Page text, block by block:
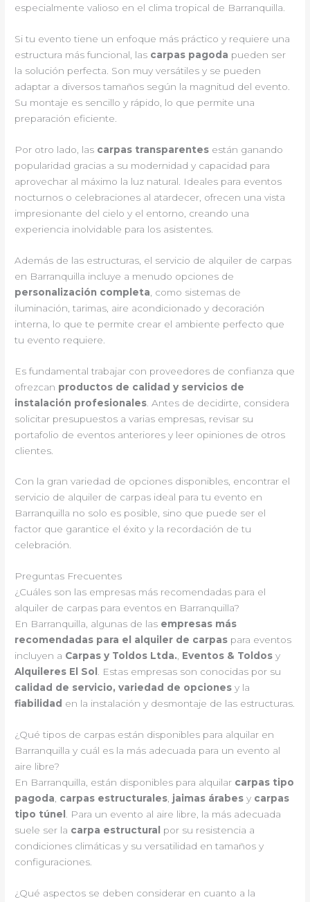
especialmente valioso en el clima tropical de Barranquilla.
Si tu evento tiene un enfoque más práctico y requiere una
estructura más funcional, las carpas pagoda pueden ser
la solución perfecta. Son muy versátiles y se pueden
adaptar a diversos tamaños según la magnitud del evento.
Su montaje es sencillo y rápido, lo que permite una
preparación eficiente.
Por otro lado, las carpas transparentes están ganando
popularidad gracias a su modernidad y capacidad para
aprovechar al máximo la luz natural. Ideales para eventos
nocturnos o celebraciones al atardecer, ofrecen una vista
impresionante del cielo y el entorno, creando una
experiencia inolvidable para los asistentes.
Además de las estructuras, el servicio de alquiler de carpas
en Barranquilla incluye a menudo opciones de
personalización completa , como sistemas de
iluminación, tarimas, aire acondicionado y decoración
interna, lo que te permite crear el ambiente perfecto que
tu evento requiere.
Es fundamental trabajar con proveedores de confianza que
ofrezcan productos de calidad y servicios de
instalación profesionales . Antes de decidirte, considera
solicitar presupuestos a varias empresas, revisar su
portafolio de eventos anteriores y leer opiniones de otros
clientes.
Con la gran variedad de opciones disponibles, encontrar el
servicio de alquiler de carpas ideal para tu evento en
Barranquilla no solo es posible, sino que puede ser el
factor que garantice el éxito y la recordación de tu
celebración.
Preguntas Frecuentes
¿Cuáles son las empresas más recomendadas para el
alquiler de carpas para eventos en Barranquilla?
En Barranquilla, algunas de las empresas más
recomendadas para el alquiler de carpas para eventos
incluyen a Carpas y Toldos Ltda., Eventos & Toldos y
Alquileres El Sol . Estas empresas son conocidas por su
calidad de servicio, variedad de opciones y la
fiabilidad en la instalación y desmontaje de las estructuras.
¿Qué tipos de carpas están disponibles para alquilar en
Barranquilla y cuál es la más adecuada para un evento al
aire libre?
En Barranquilla, están disponibles para alquilar carpas tipo
pagoda carpas estructurales jaimas árabes y carpas
tipo túnel
. Para un evento al aire libre, la más adecuada
suele ser la carpa estructural
por su resistencia a
condiciones climáticas y su versatilidad en tamaños y
configuraciones.
¿Qué aspectos se deben considerar en cuanto a la